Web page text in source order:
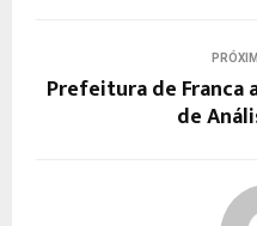
Prefeitura de Franca
de